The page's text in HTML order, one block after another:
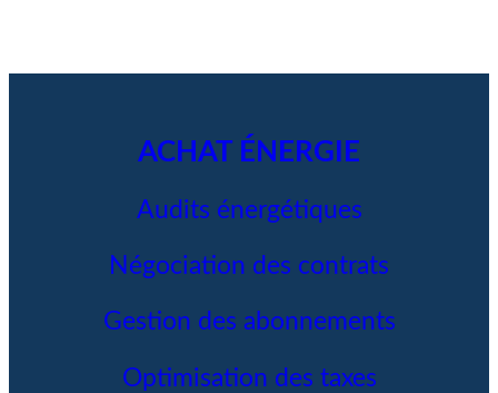
ACHAT ÉNERGIE
Audits énergétiques
Négociation des contrats
Gestion des abonnements
Optimisation des taxes